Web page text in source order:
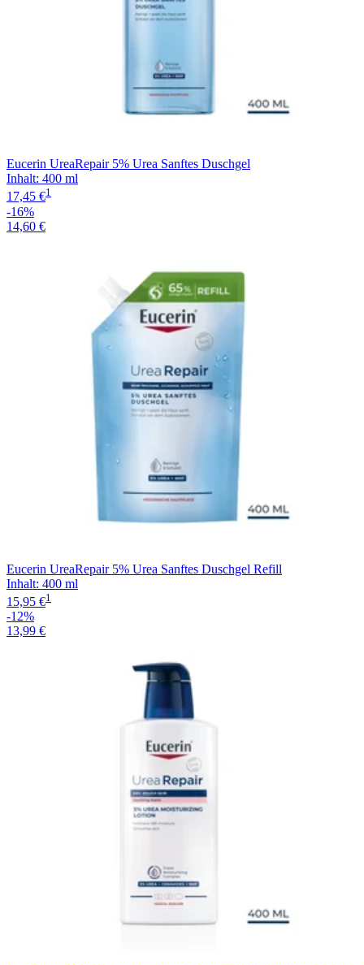
Eucerin UreaRepair 5% Urea Sanftes Duschgel
Inhalt: 400 ml
17,45 €1
-16%
14,60 €
Eucerin UreaRepair 5% Urea Sanftes Duschgel Refill
Inhalt: 400 ml
15,95 €1
-12%
13,99 €